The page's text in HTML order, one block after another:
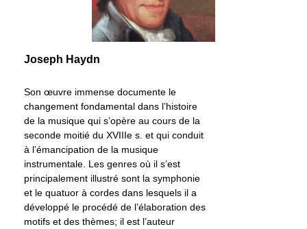
Joseph Haydn
Son œuvre immense documente le
changement fondamental dans l’histoire
de la musique qui s’opère au cours de la
seconde moitié du XVIIIe s. et qui conduit
à l’émancipation de la musique
instrumentale. Les genres où il s’est
principalement illustré sont la symphonie
et le quatuor à cordes dans lesquels il a
développé le procédé de l’élaboration des
motifs et des thèmes; il est l’auteur